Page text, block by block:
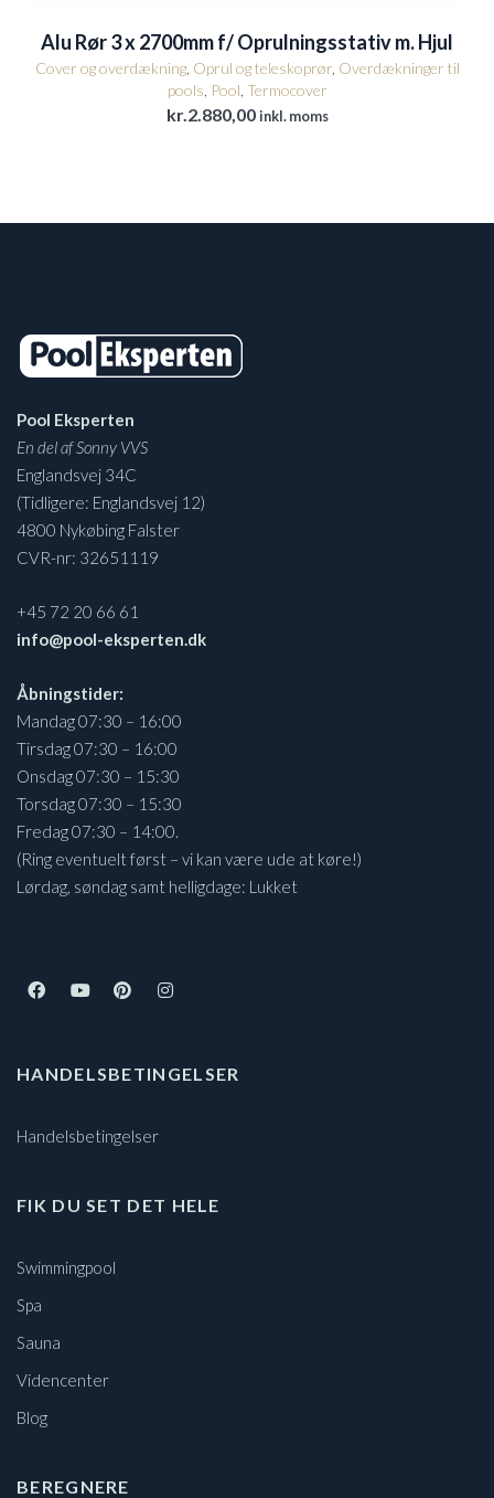
Alu Rør 3 x 2700mm f/ Oprulningsstativ m. Hjul
Cover og overdækning, Oprul og teleskoprør, Overdækninger til
pools Pool Termocover
kr. 2.880,00 inkl. moms
Pool Eksperten
En del af Sonny VVS
Englandsvej 34C
(Tidligere: Englandsvej 12)
4800 Nykøbing Falster
CVR-nr: 32651119
+45 72 20 66 61
info@pool-eksperten.dk
Åbningstider:
Mandag 07:30 – 16:00
Tirsdag 07:30 – 16:00
Onsdag 07:30 – 15:30
Torsdag 07:30 – 15:30
Fredag 07:30 – 14:00.
(Ring eventuelt først – vi kan være ude at køre!)
Lørdag, søndag samt helligdage: Lukket
HANDELSBETINGELSER
Handelsbetingelser
FIK DU SET DET HELE
Swimmingpool
Spa
Sauna
Videncenter
Blog
BEREGNERE